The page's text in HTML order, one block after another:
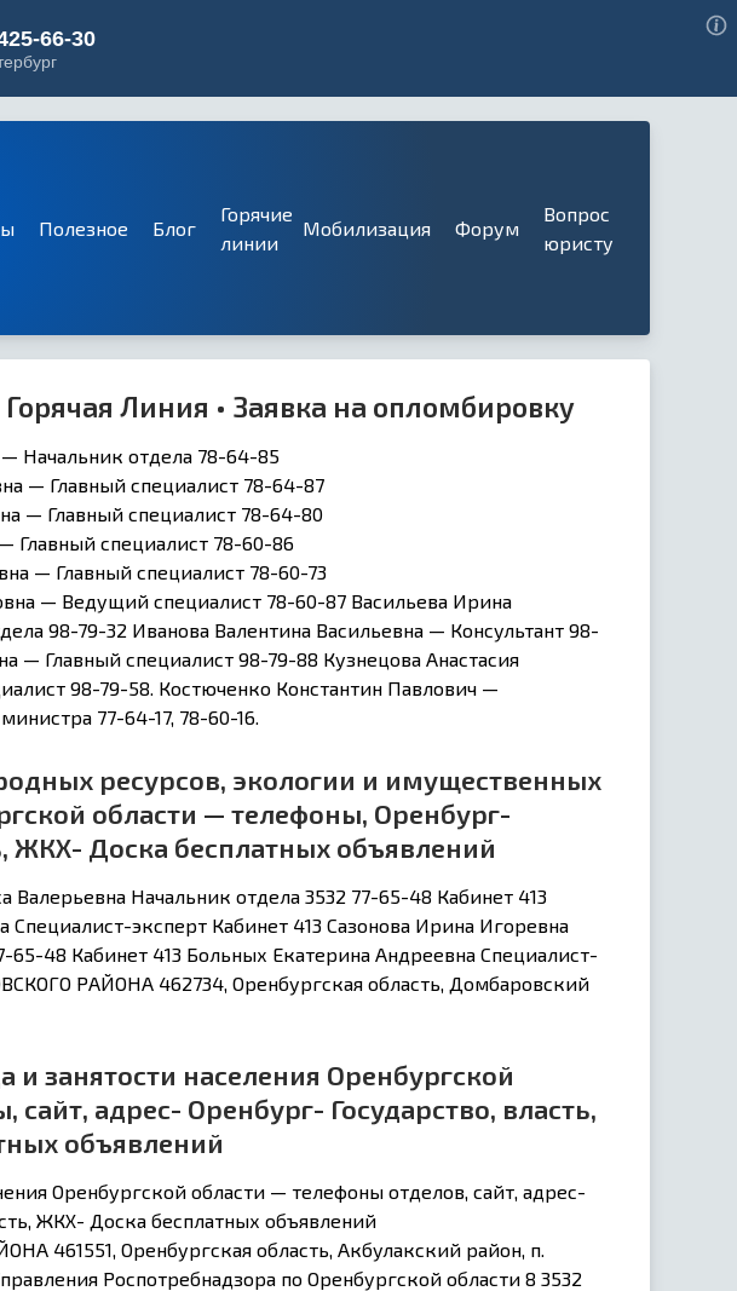
Полезное Блог
Горячие
линии
Мобилизация Форум
Вопрос
юристу
Линия • Заявка на опломбировку
Начальник отдела 78-64-85
— Главный специалист 78-64-87
— Главный специалист 78-64-80
Главный специалист 78-60-86
— Главный специалист 78-60-73
— Ведущий специалист 78-60-87 Васильева Ирина
98-79-32 Иванова Валентина Васильевна — Консультант 98-
— Главный специалист 98-79-88 Кузнецова Анастасия
98-79-58. Костюченко Константин Павлович —
77-64-17, 78-60-16.
ресурсов, экологии и имущественных
области — телефоны, Оренбург-
ЖКХ- Доска бесплатных объявлений
Валерьевна Начальник отдела 3532 77-65-48 Кабинет 413
Специалист-эксперт Кабинет 413 Сазонова Ирина Игоревна
65-48 Кабинет 413 Больных Екатерина Андреевна Специалист-
РАЙОНА 462734, Оренбургская область, Домбаровский
и занятости населения Оренбургской
сайт, адрес- Оренбург- Государство, власть,
объявлений
Оренбургской области — телефоны отделов, сайт, адрес-
ЖКХ- Доска бесплатных объявлений
461551, Оренбургская область, Акбулакский район, п.
Роспотребнадзора по Оренбургской области 8 3532